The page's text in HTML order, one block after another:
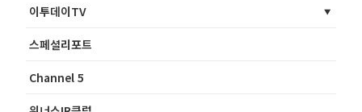
이투데이TV
스페셜리포트
Channel 5